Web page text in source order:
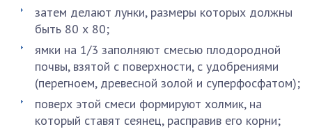
затем делают лунки, размеры которых должны
быть 80 х 80;
ямки на 1/3 заполняют смесью плодородной
почвы, взятой с поверхности, с удобрениями
(перегноем, древесной золой и суперфосфатом);
поверх этой смеси формируют холмик, на
который ставят сеянец, расправив его корни;